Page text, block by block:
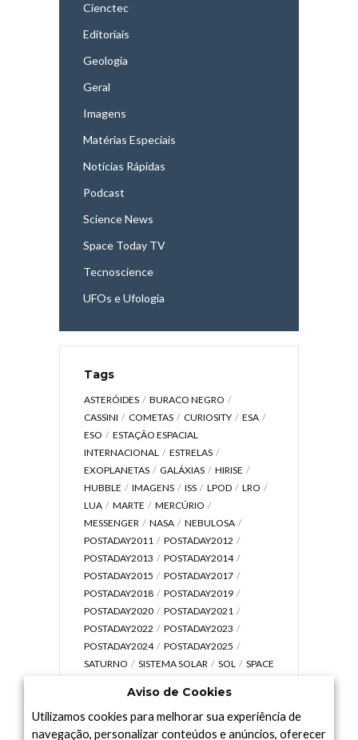
Cienctec
Editoriais
Geologia
Geral
Imagens
Matérias Especiais
Notícias Rápidas
Podcast
Science News
Space Today TV
Tecnoscience
UFOs e Ufologia
Tags
ASTERÓIDES
BURACO NEGRO
CASSINI
COMETAS CURIOSITY
ESA
ESO
ESTAÇÃO ESPACIAL
INTERNACIONAL
ESTRELAS
EXOPLANETAS
GALÁXIAS
HIRISE
HUBBLE
IMAGENS ISS LPOD
LRO
LUA
MARTE
MERCÚRIO
MESSENGER
NASA
NEBULOSA
POSTADAY2011
POSTADAY2012
POSTADAY2013
POSTADAY2014
POSTADAY2015
POSTADAY2017
POSTADAY2018
POSTADAY2019
POSTADAY2020
POSTADAY2021
POSTADAY2022
POSTADAY2023
POSTADAY2024
POSTADAY2025
SATURNO
SISTEMA SOLAR SOL
SPACE
UNIVERSO
VÍDEO
Aviso de Cookies
Utilizamos cookies para melhorar sua experiência de
navegação, personalizar conteúdos e anúncios, oferecer